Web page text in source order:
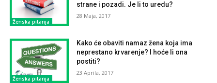
Ženska pitanja
strane i pozadi. Je li to uredu?
28 Maja, 2017
Ženska pitanja
Kako će obaviti namaz žena koja ima
neprestano krvarenje? I hoće li ona
postiti?
23 Aprila, 2017